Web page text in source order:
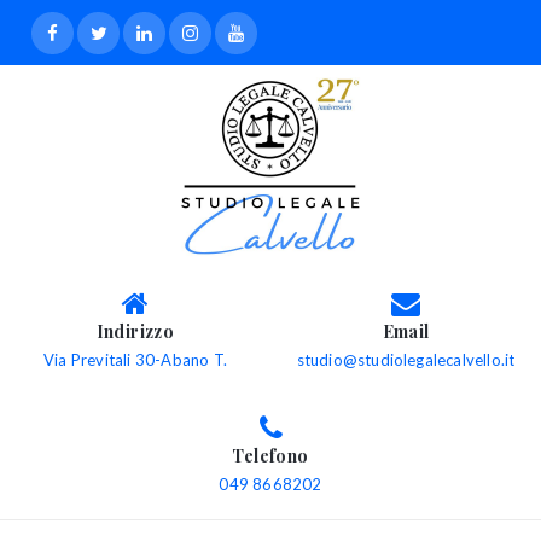
Indirizzo
Via Previtali 30-Abano T.
Email
studio@studiolegalecalvello.it
Telefono
049 8668202